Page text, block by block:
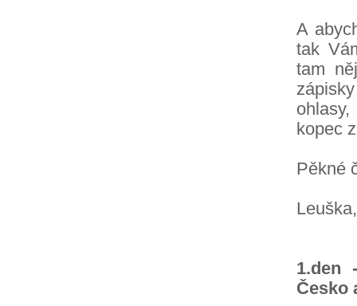
A
tak
tam
kopec
Pěkné
1.den
Česko